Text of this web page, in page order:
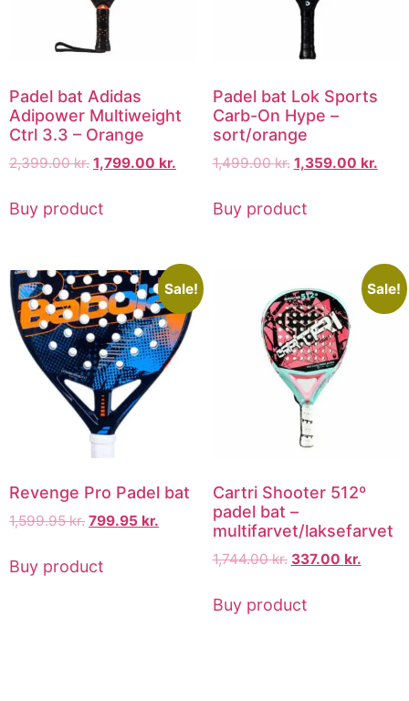
Padel bat Adidas
Adipower Multiweight
Ctrl 3.3 – Orange
2,399.00kr. 1,799.00 kr.
Buy product
Padel bat Lok Sports
Carb-On Hype –
sort/orange
1,499.00kr. 1,359.00 kr.
Buy product
Sale!
Revenge Pro Padel bat
1,599.95kr. 799.95 kr.
Buy product
Sale!
Cartri Shooter 512º
padel bat –
multifarvet/laksefarvet
1,744.00kr. 337.00 kr.
Buy product